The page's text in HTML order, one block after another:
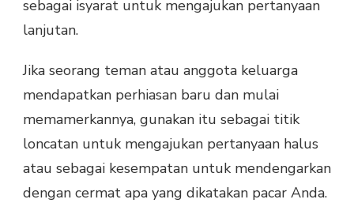
sebagai isyarat untuk mengajukan pertanyaan
lanjutan.
Jika seorang teman atau anggota keluarga
mendapatkan perhiasan baru dan mulai
memamerkannya, gunakan itu sebagai titik
loncatan untuk mengajukan pertanyaan halus
atau sebagai kesempatan untuk mendengarkan
dengan cermat apa yang dikatakan pacar Anda.